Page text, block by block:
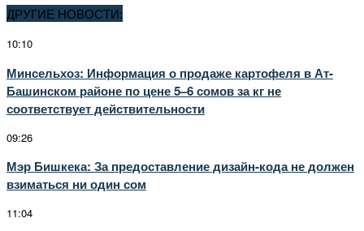
ДРУГИЕ НОВОСТИ:
10:10
Минсельхоз: Информация о продаже картофеля в Ат-
Башинском районе по цене 5–6 сомов за кг не
соответствует действительности
09:26
Мэр Бишкека: За предоставление дизайн-кода не должен
взиматься ни один сом
11:04